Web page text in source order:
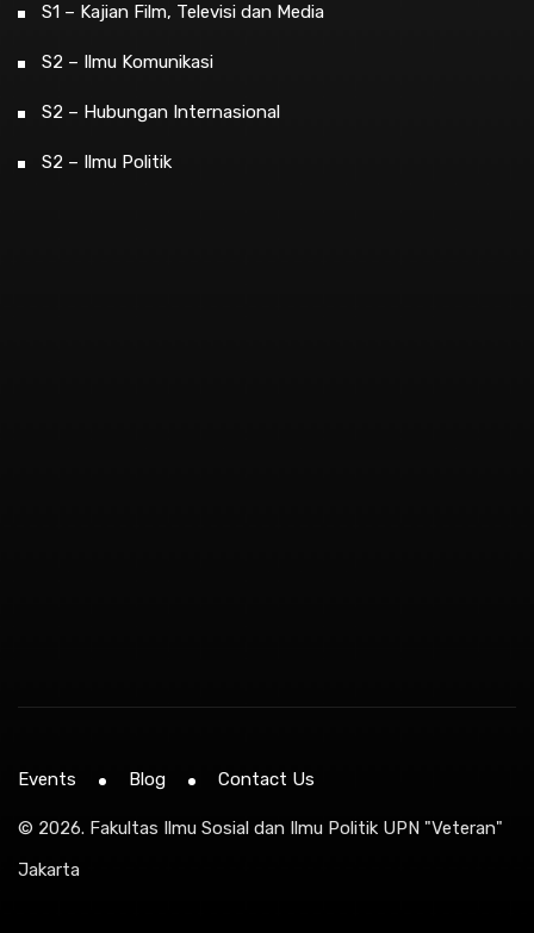
S1 – Kajian Film, Televisi dan Media
S2 – Ilmu Komunikasi
S2 – Hubungan Internasional
S2 – Ilmu Politik
© 2026. Fakultas Ilmu Sosial dan Ilmu Politik UPN "Veteran"
Jakarta
Events Blog Contact Us